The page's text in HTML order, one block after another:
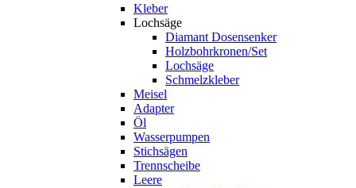
Kleber
Lochsäge
Diamant Dosensenker
Holzbohrkronen/Set
Lochsäge
Schmelzkleber
Meisel
Adapter
Öl
Wasserpumpen
Stichsägen
Trennscheibe
Leere